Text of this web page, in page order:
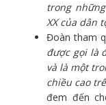
trong
XX của dân
Đoàn tham
được gọi là
và là một
chiều cao
đem đến